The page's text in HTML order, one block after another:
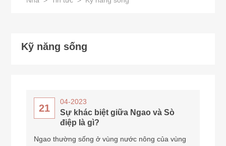
Kỹ năng sống
21
04-2023
Sự khác biệt giữa Ngao và Sò
điệp là gì?
Ngao thường sống ở vùng nước nông của vùng